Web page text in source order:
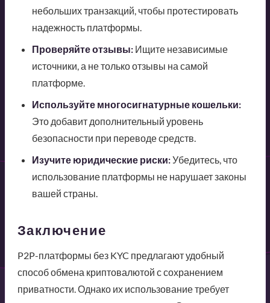
небольших транзакций, чтобы протестировать
надежность платформы.
Проверяйте отзывы:Ищите независимые
источники, а не только отзывы на самой
платформе.
Используйте многосигнатурные кошельки:
Это добавит дополнительный уровень
безопасности при переводе средств.
Изучите юридические риски:Убедитесь, что
использование платформы не нарушает законы
вашей страны.
Заключение
P2P-платформы без KYC предлагают удобный
способ обмена криптовалютой с сохранением
приватности. Однако их использование требует